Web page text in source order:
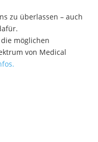
zu überlassen – auch
möglichen
von Medical